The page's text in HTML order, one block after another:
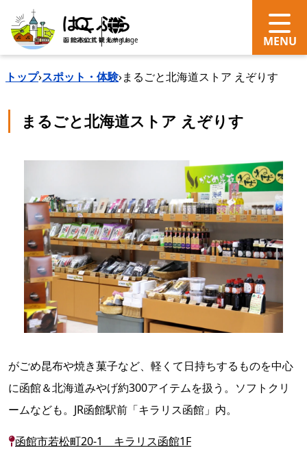
search Language
トップ›スポット・体験›まるごと北海道ストア えぞりす
まるごと北海道ストア えぞりす
がごめ昆布や焼き菓子など、軽くて日持ちするものを中心
に函館＆北海道みやげ約300アイテムを扱う。ソフトクリ
ームなども。JR函館駅前「キラリス函館」内。
函館市若松町20-1 キラリス函館1F